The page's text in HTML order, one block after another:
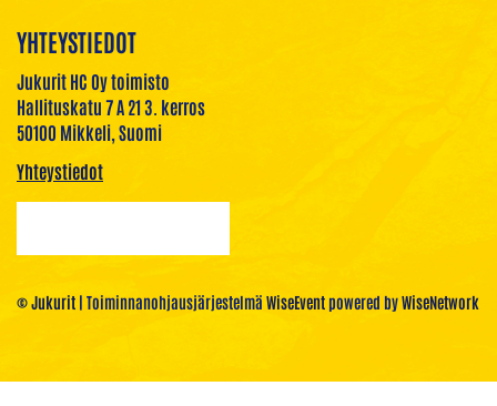
YHTEYSTIEDOT
Jukurit HC Oy toimisto
Hallituskatu 7 A 21 3. kerros
50100 Mikkeli, Suomi
Yhteystiedot
© Jukurit | Toiminnanohjausjärjestelmä WiseEventpowered byWiseNetwork